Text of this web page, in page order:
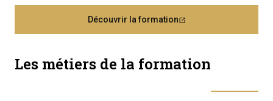
Découvrir la formation
Les métiers de la formation